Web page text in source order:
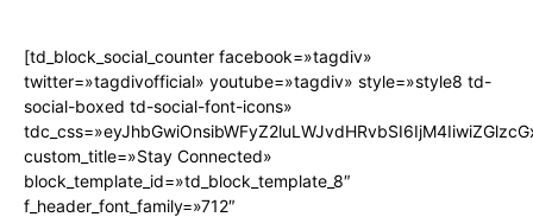
[td_block_social_counter facebook=»tagdiv»
twitter=»tagdivofficial» youtube=»tagdiv» style=»style8 td-
social-boxed td-social-font-icons»
custom_title=»Stay Connected»
block_template_id=»td_block_template_8″
f_header_font_family=»712″